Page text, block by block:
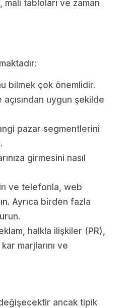
tabloları ve zaman
bilmek çok önemlidir.
uygun şekilde
pazar segmentlerini
girmesini nasıl
ve telefonla, web
Ayrıca birden fazla
halkla ilişkiler (PR),
marjlarını ve
ancak tipik